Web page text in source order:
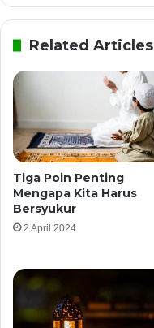
Related Articles
Tiga Poin Penting
Mengapa Kita Harus
Bersyukur
2 April 2024